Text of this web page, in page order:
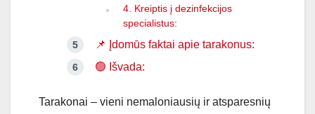
4. Kreiptis į dezinfekcijos
specialistus:
📌 Įdomūs faktai apie tarakonus:
🟢 Išvada:
Tarakonai – vieni nemaloniausių ir atsparesnių